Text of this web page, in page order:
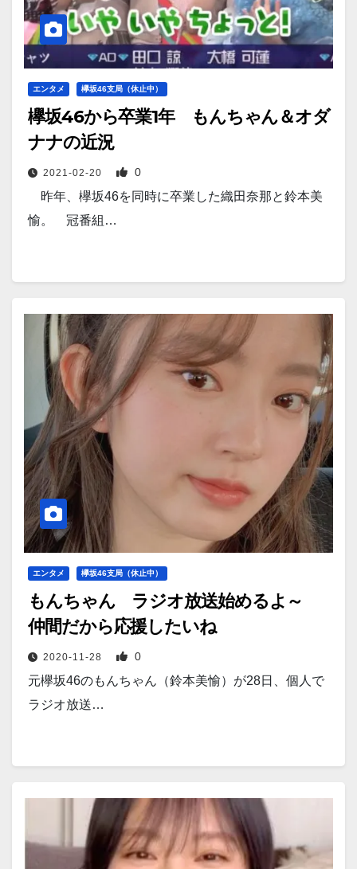
エンタメ 欅坂46支局（休止中）
欅坂46から卒業1年 もんちゃん＆オダ
ナナの近況
2021-02-20 0
昨年、欅坂46を同時に卒業した織田奈那と鈴本美
愉。 冠番組…
エンタメ 欅坂46支局（休止中）
もんちゃん ラジオ放送始めるよ～
仲間だから応援したいね
2020-11-28 0
元欅坂46のもんちゃん（鈴本美愉）が28日、個人で
ラジオ放送…